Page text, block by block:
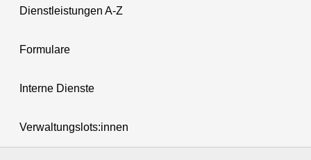
Dienstleistungen A-Z
Formulare
Interne Dienste
Verwaltungslots:innen